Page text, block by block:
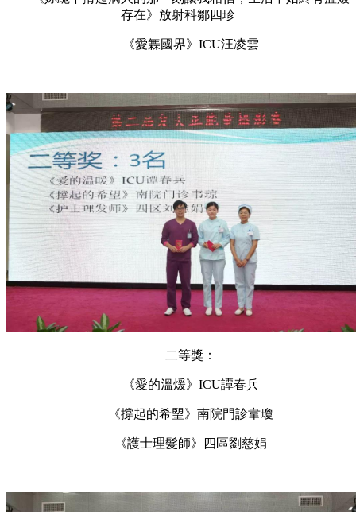
存在》放射科鄒四珍
《愛橆國界》ICU汪凌雲
二等獎：
《愛的溫煖》ICU譚春兵
《撐起的希朢》南院門診韋瓊
《護士理髮師》四區劉慈娟